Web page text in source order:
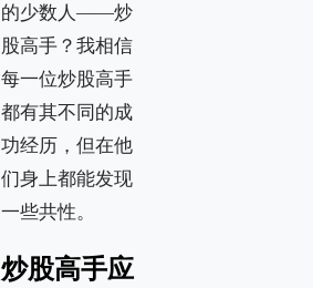
的少数人——炒
股高手？我相信
每一位炒股高手
都有其不同的成
功经历，但在他
们身上都能发现
一些共性。
炒股高手应